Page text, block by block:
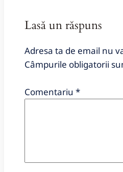
Lasă un răspuns
Adresa ta de email nu
Câmpurile obligatorii
Comentariu *